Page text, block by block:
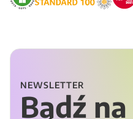
NEWSLETTER
Bądź